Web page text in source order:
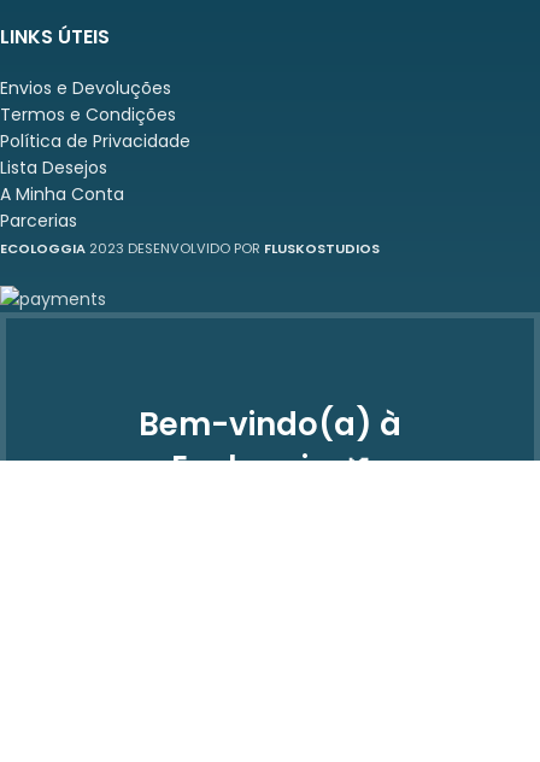
LINKS ÚTEIS
Envios e Devoluções
Termos e Condições
Política de Privacidade
Lista Desejos
A Minha Conta
Parcerias
ECOLOGGIA 2023 DESENVOLVIDO POR FLUSKOSTUDIOS
Bem-vindo(a) à
Ecologgia 🌿